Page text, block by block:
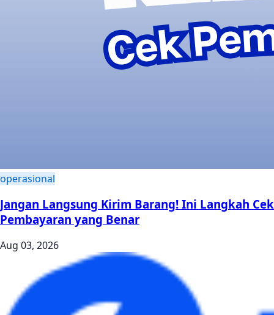
operasional
Jangan Langsung Kirim Barang! Ini Langkah Cek
Pembayaran yang Benar
Aug 03, 2026